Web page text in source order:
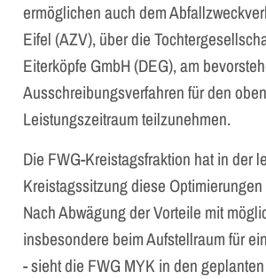
ermöglichen auch dem
Eifel (AZV), über die
Eiterköpfe GmbH (DEG), am
Ausschreibungsverfahren für den
Leistungszeitraum teilzunehmen.
Die FWG-Kreistagsfraktion hat in der
Kreistagssitzung diese
Nach Abwägung der Vorteile mit
insbesondere beim Aufstellraum für
- sieht die FWG MYK in den